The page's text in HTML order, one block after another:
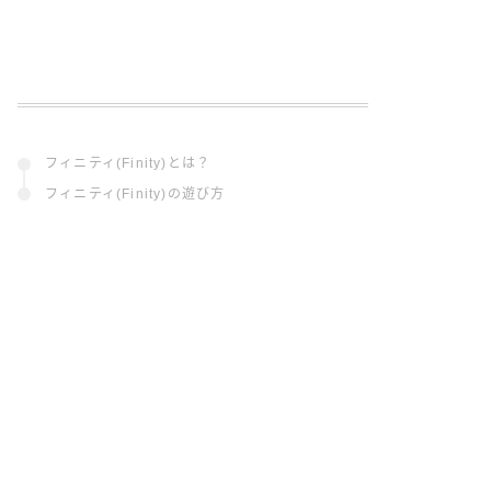
フィニティ(Finity)とは？
フィニティ(Finity)の遊び方